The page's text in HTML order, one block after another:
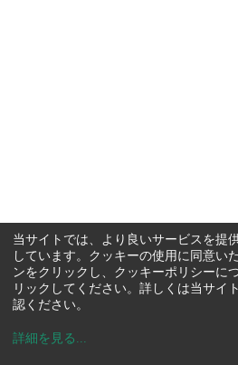
当サイトでは、より良いサービスを提
しています。クッキーの使用に同意い
ンをクリックし、クッキーポリシーに
リックしてください。詳しくは当サイ
認ください。
詳細を見る ...